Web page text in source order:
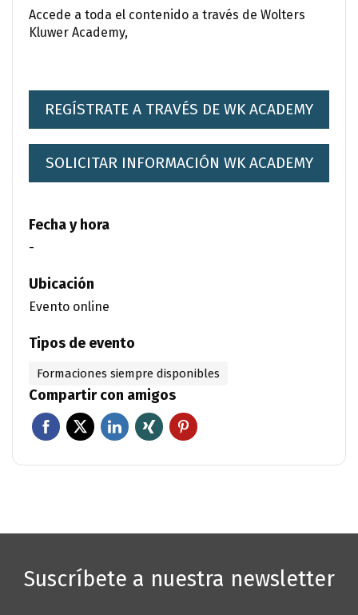
Accede a toda el contenido a través de Wolters
Kluwer Academy,
REGÍSTRATE A TRAVÉS DE WK ACADEMY
SOLICITAR INFORMACIÓN WK ACADEMY
Fecha y hora
-
Ubicación
Evento online
Tipos de evento
Formaciones siempre disponibles
Compartir con amigos
Suscríbete a nuestra newsletter